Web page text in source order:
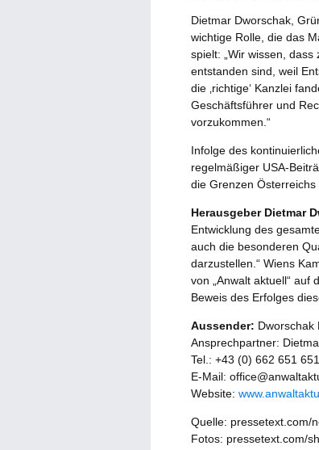
Dietmar Dworschak,
wichtige Rolle, die das
spielt: „Wir wissen,
entstanden sind, weil
die ‚richtige‘ Kanzlei
Geschäftsführer und
vorzukommen.“
Infolge des
regelmäßiger USA-
die Grenzen Österreichs
Herausgeber Dietmar
Entwicklung des
auch die besonderen
darzustellen.“ Wiens
von „Anwalt aktuell“ auf
Beweis des Erfolges
Aussender: Dworschak
Ansprechpartner:
Tel.: +43 (0) 662 651 651
E-Mail:
Website:
Quelle: pressetext.com/
Fotos: pressetext.com/